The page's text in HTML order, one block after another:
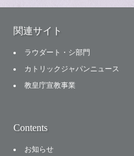
関連サイト
ラウダート・シ部門
カトリックジャパンニュース
教皇庁宣教事業
Contents
お知らせ